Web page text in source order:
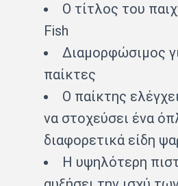
Ο τίτλος του
Fish
Διαμορφώσιμος
παίκτες
Ο παίκτης
να στοχεύσει ένα
διαφορετικά είδη
Η υψηλότερη